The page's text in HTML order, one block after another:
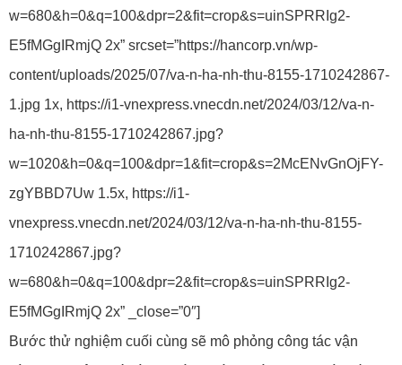
w=680&h=0&q=100&dpr=2&fit=crop&s=uinSPRRIg2-
E5fMGgIRmjQ 2x” srcset=”https://hancorp.vn/wp-
content/uploads/2025/07/va-n-ha-nh-thu-8155-1710242867-
1.jpg 1x, https://i1-vnexpress.vnecdn.net/2024/03/12/va-n-
ha-nh-thu-8155-1710242867.jpg?
w=1020&h=0&q=100&dpr=1&fit=crop&s=2McENvGnOjFY-
zgYBBD7Uw 1.5x, https://i1-
vnexpress.vnecdn.net/2024/03/12/va-n-ha-nh-thu-8155-
1710242867.jpg?
w=680&h=0&q=100&dpr=2&fit=crop&s=uinSPRRIg2-
E5fMGgIRmjQ 2x” _close=”0″]
Bước thử nghiệm cuối cùng sẽ mô phỏng công tác vận